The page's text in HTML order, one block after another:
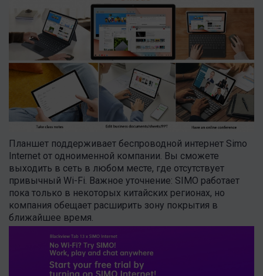
Планшет поддерживает беспроводной интернет Simo
Internet от одноименной компании. Вы сможете
выходить в сеть в любом месте, где отсутствует
привычный Wi-Fi. Важное уточнение: SIMO работает
пока только в некоторых китайских регионах, но
компания обещает расширить зону покрытия в
ближайшее время.